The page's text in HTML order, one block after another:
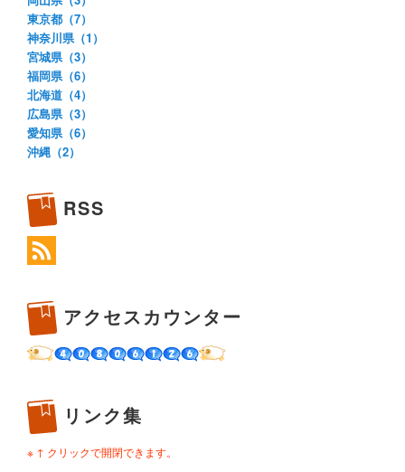
東京都（7）
神奈川県（1）
宮城県（3）
福岡県（6）
北海道（4）
広島県（3）
愛知県（6）
沖縄（2）
RSS
アクセスカウンター
リンク集
※ ↑ クリックで開閉できます。